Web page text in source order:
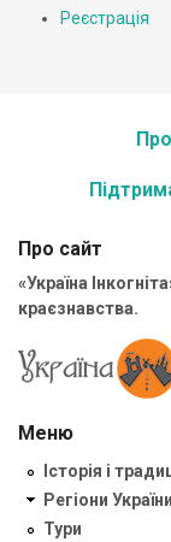
Реєстрація
Про сайт
«Україна
краєзнавства.
Меню
Історія і
Регіони України
Тури